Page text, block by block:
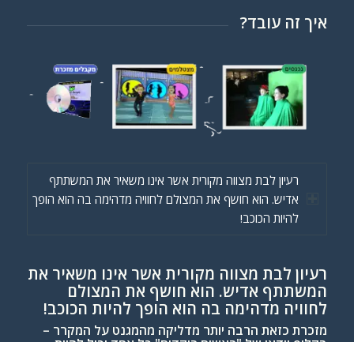
איך זה עובד?
רעיון לבת מצווה מקורית אשר אינו משאיר את המשתתף
אדיש. הוא חושף את המצולם לחוויה מדהימה בה הוא הופך
להיות הכוכב!
רעיון לבת מצווה מקורית אשר אינו משאיר את
המשתתף אדיש. הוא חושף את המצולם
לחוויה מדהימה בה הוא הופך להיות הכוכב!
מזכרת כזאת הרבה יותר מדליקה מהמגנט על המקרר –